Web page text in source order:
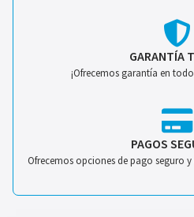
GARANTÍA
¡Ofrecemos garantía en
PAGOS
Ofrecemos opciones de pago seguro